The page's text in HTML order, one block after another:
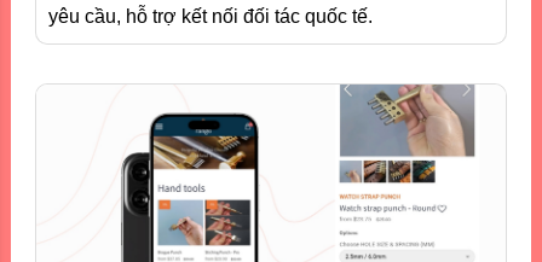
yêu cầu, hỗ trợ kết nối đối tác quốc tế.